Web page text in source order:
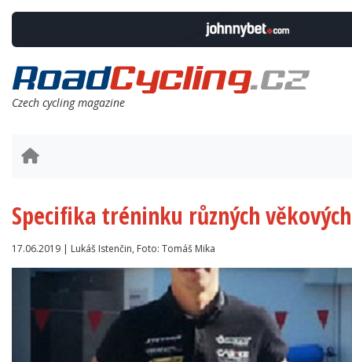
Czech cycling magazine
Specifika tréninku různých
17.06.2019 | Lukáš Istenčin, Foto: Tomáš Mika